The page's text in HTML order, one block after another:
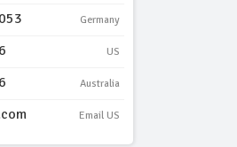
Germany
US
Australia
Email US